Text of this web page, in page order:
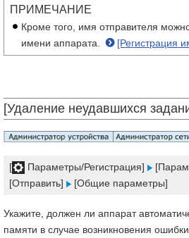
ПРИМЕЧАНИЕ
Кроме того, имя отправителя
имени аппарата.
[Регистрация
[Удаление неудавшихся
[ Параметры/Регистрация]
[Отправить]
[Общие параметры]
Укажите, должен ли аппарат
памяти в случае возникновения